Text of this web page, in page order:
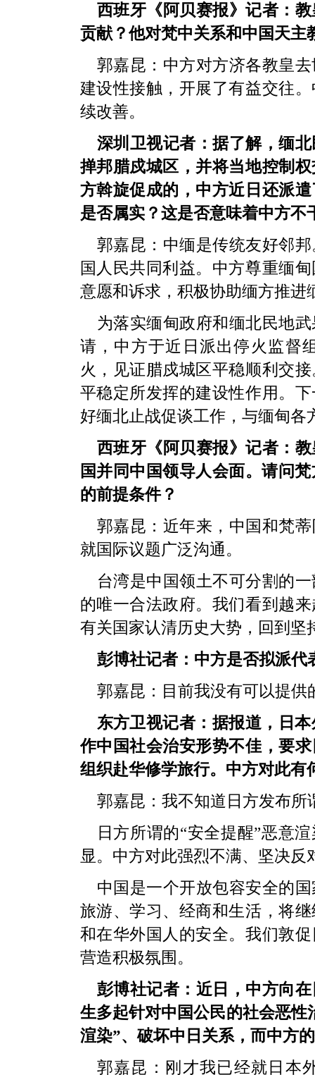
西班牙《阿贝赛报》记者：
贡献？他对梵中关系和中国天主
郭嘉昆：中方对方济各教皇
建设性接触，开展了有益交往
续改善。
深圳卫视记者：据了解，缅
掸邦腊戍城区，并将当地控制
方斡旋促成的，中方近日还派
是否属实？这是否意味着中方
郭嘉昆：中缅是传统友好邻
国人民共同利益。中方尊重缅
意愿和诉求，积极协助缅方推进
为落实缅甸政府和缅北民地
请，中方于近日派出停火监督
火，见证腊戍城区平稳顺利交
平稳定所发挥的建设性作用。
好缅北止战促谈工作，与缅甸各
西班牙《阿贝赛报》记者：
国并同中国领导人会面。请问
的前提条件？
郭嘉昆：近年来，中国和梵
就国际议题广泛沟通。
台湾是中国领土不可分割的
的唯一合法政府。我们看到越
有关国家认清历史大势，回到
彭博社记者：中方是否拟派
郭嘉昆：目前我没有可以提供
东方卫视记者：据报道，日
作中国社会治安形势不佳，要
组织赴华修学旅行。中方对此有
郭嘉昆：我不知道日方发布所
日方所谓的“安全提醒”恶意
显。中方对此强烈不满、坚决
中国是一个开放包容安全的
旅游、学习、经商和生活，将
和在华外国人的安全。我们敦
营造积极氛围。
彭博社记者：近日，中方向
生多起针对中国公民的社会恶
渲染”、破坏中日关系，而中方
郭嘉昆：刚才我已经就日本